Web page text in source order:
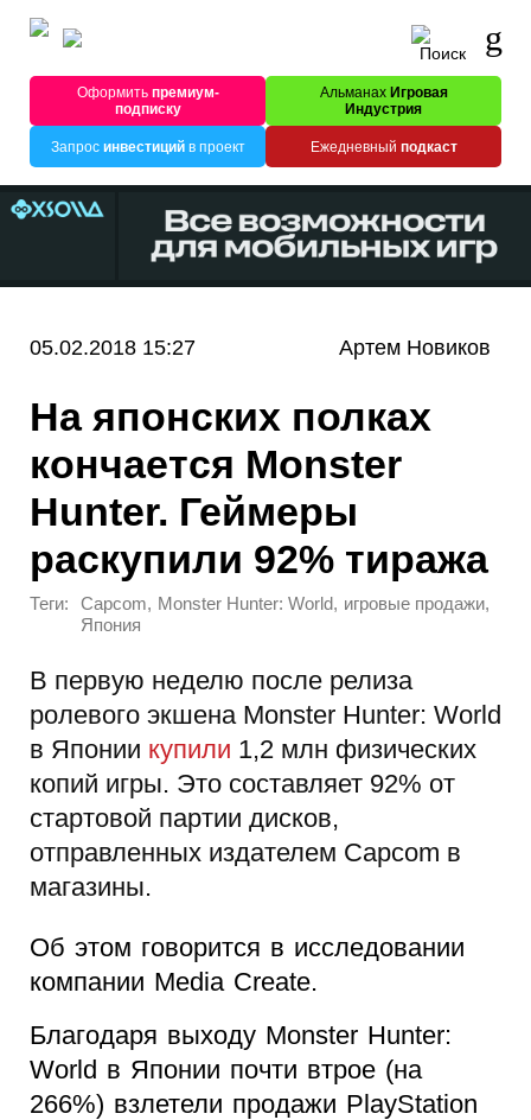
Оформитьпремиум-
подписку
Альманах Игровая
Индустрия
Запрос инвестицийв проект Ежедневный подкаст
05.02.2018 15:27 Артем Новиков
На японских полках
кончается Monster
Hunter. Геймеры
раскупили 92% тиража
Теги: Capcom, Monster Hunter: World, игровые продажи,
Япония
В первую неделю после релиза
ролевого экшена Monster Hunter: World
в Японии купили 1,2 млн физических
копий игры. Это составляет 92% от
стартовой партии дисков,
отправленных издателем Capcom в
магазины.
Об этом говорится в исследовании
компании Media Create.
Благодаря выходу Monster Hunter:
World в Японии почти втрое (на
266%) взлетели продажи PlayStation